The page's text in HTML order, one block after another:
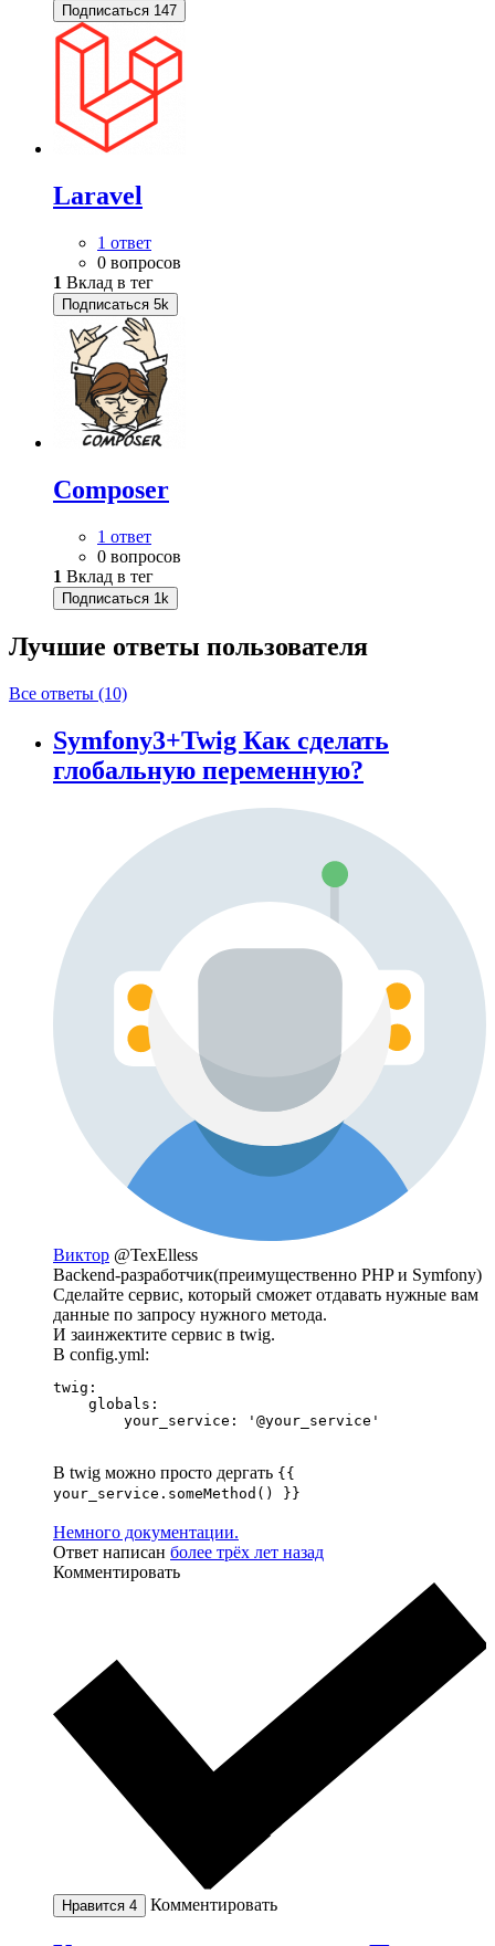
Подписаться 147
Laravel
1 ответ
0 вопросов
1 Вклад в тег
Подписаться 5k
Composer
1 ответ
0 вопросов
1 Вклад в тег
Подписаться 1k
Лучшие ответы пользователя
Все ответы (10)
Symfony3+Twig Как сделать
глобальную переменную?
Виктор @TexElless
Backend-разработчик(преимущественно PHP и Symfony)
Сделайте сервис, который сможет отдавать нужные вам
данные по запросу нужного метода.
И заинжектите сервис в twig.
В config.yml:
twig:
    globals:
        your_service: '@your_service'
В twig можно просто дергать {{
your_service.someMethod() }}
Немного документации.
Ответ написан более трёх лет назад
Комментировать
Нравится 4 Комментировать